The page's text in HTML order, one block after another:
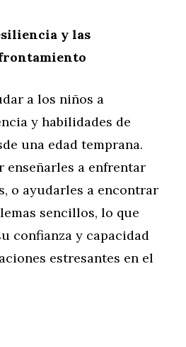
y las
a los niños a
y habilidades de
una edad temprana.
enseñarles a enfrentar
o ayudarles a encontrar
sencillos, lo que
confianza y capacidad
estresantes en el